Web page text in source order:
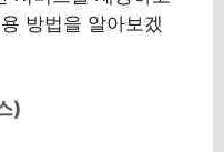
방법을 알아보겠
)